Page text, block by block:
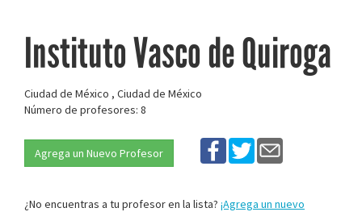
Instituto Vasco de Quiroga
Ciudad de México , Ciudad de México
Número de profesores: 8
Agrega un Nuevo Profesor
¿No encuentras a tu profesor en la lista? ¡Agrega un nuevo